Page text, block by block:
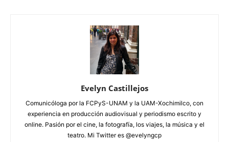
Evelyn Castillejos
Comunicóloga por la FCPyS-UNAM y la UAM-Xochimilco, con
experiencia en producción audiovisual y periodismo escrito y
online. Pasión por el cine, la fotografía, los viajes, la música y el
teatro. Mi Twitter es @evelyngcp